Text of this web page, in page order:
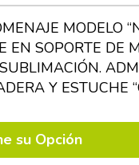
MODELO
EN SOPORTE DE
Y ESTUCHE
su Opción